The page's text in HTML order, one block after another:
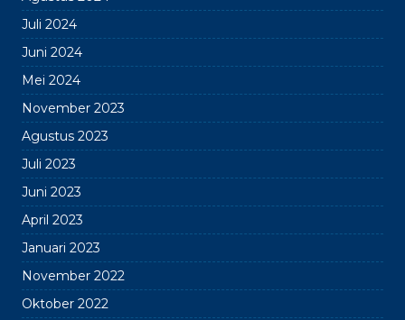
Juli 2024
Juni 2024
Mei 2024
November 2023
Agustus 2023
Juli 2023
Juni 2023
April 2023
Januari 2023
November 2022
Oktober 2022